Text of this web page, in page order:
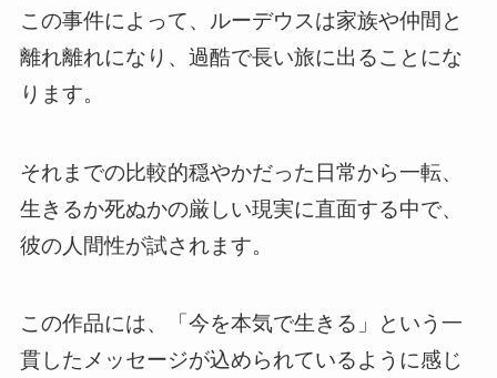
この事件によって、ルーデウスは家族や仲間と
離れ離れになり、過酷で長い旅に出ることにな
ります。
それまでの比較的穏やかだった日常から一転、
生きるか死ぬかの厳しい現実に直面する中で、
彼の人間性が試されます。
この作品には、「今を本気で生きる」という一
貫したメッセージが込められているように感じ